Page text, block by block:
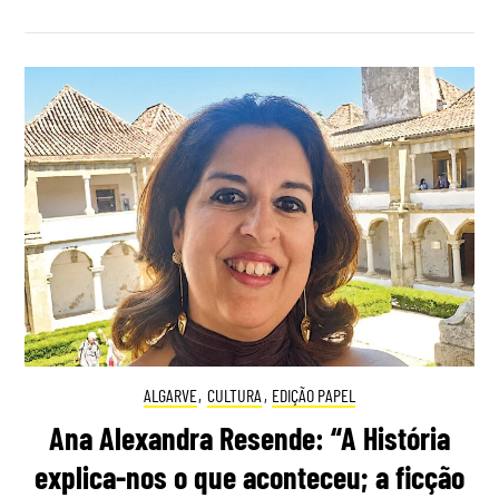
ALGARVE, CULTURA , EDIÇÃO PAPEL
Ana Alexandra Resende: “A História
explica-nos o que aconteceu; a ficção